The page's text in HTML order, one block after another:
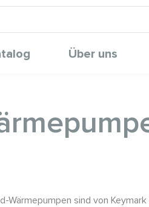
Über uns
Wärmepumpen sind von